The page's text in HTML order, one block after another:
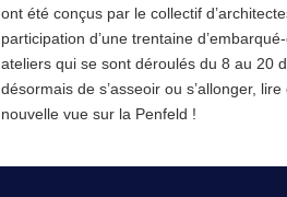
ont été conçus par le collectif
participation d’une trentaine
ateliers qui se sont déroulés du 8 au 20
désormais de s’asseoir ou s’allonger,
nouvelle vue sur la Penfeld !